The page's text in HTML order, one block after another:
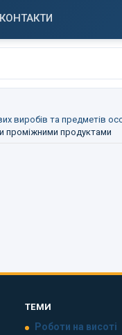
КОНТАКТИ
виробів та предметів
проміжними продуктами
ТЕМИ
Роботи на висоті